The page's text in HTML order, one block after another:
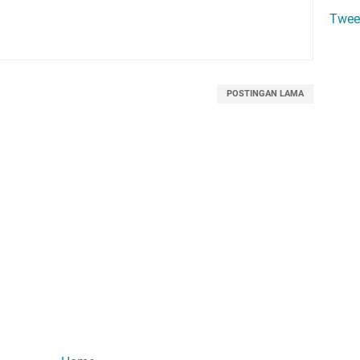
POSTINGAN LAMA